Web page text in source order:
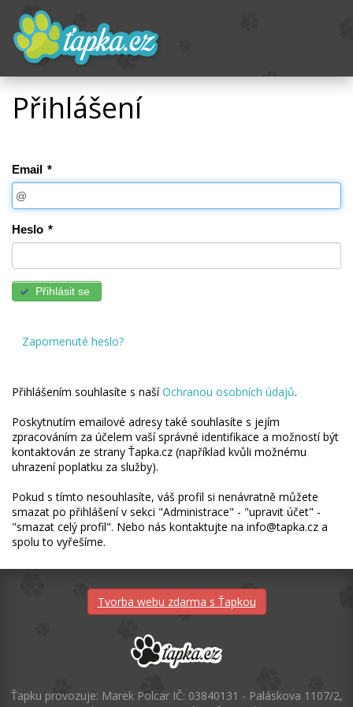
Přihlášení
Email *
Heslo *
Přihlásit se
Zapomenuté heslo?
Přihlášením souhlasíte s našíOchranou osobních údajů.
Poskytnutím emailové adresy také souhlasíte s jejím
zpracováním za účelem vaší správné identifikace a možností být
kontaktován ze strany Ťapka.cz (například kvůli možnému
uhrazení poplatku za služby).
Pokud s tímto nesouhlasíte, váš profil si nenávratně můžete
smazat po přihlášení v sekci "Administrace" - "upravit účet" -
"smazat celý profil". Nebo nás kontaktujte na info@tapka.cz a
spolu to vyřešíme.
Tvorba webu zdarma s Ťapkou
Ťapku provozuje: Marek Polcar IČ: 03840131 - Paláskova 1107/2,